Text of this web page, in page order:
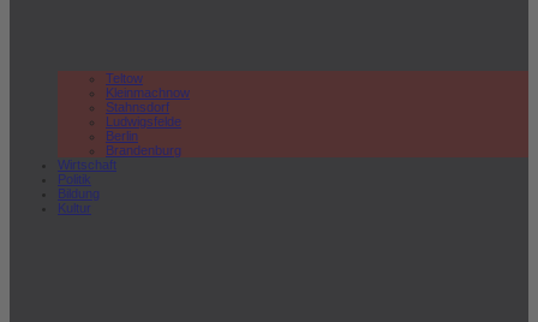
Teltow
Kleinmachnow
Stahnsdorf
Ludwigsfelde
Berlin
Brandenburg
Wirtschaft
Politik
Bildung
Kultur